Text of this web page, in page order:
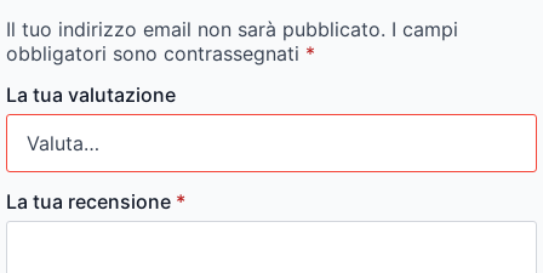
Il tuo indirizzo email non sarà pubblicato. I campi
obbligatori sono contrassegnati *
La tua valutazione
La tua recensione *